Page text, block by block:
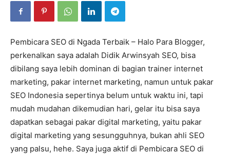
Pembicara SEO di Ngada Terbaik – Halo Para Blogger,
perkenalkan saya adalah Didik Arwinsyah SEO, bisa
dibilang saya lebih dominan di bagian trainer internet
marketing, pakar internet marketing, namun untuk pakar
SEO Indonesia sepertinya belum untuk waktu ini, tapi
mudah mudahan dikemudian hari, gelar itu bisa saya
dapatkan sebagai pakar digital marketing, yaitu pakar
digital marketing yang sesungguhnya, bukan ahli SEO
yang palsu, hehe. Saya juga aktif di Pembicara SEO di